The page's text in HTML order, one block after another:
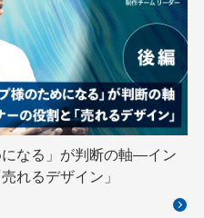
Spectrum Tokyo Meetup
byGMO Terraform
vibe VLA
ZTNA
ベントレポート
ウス お名前.com
になる」が判断の軸―イン
れるデザイン」